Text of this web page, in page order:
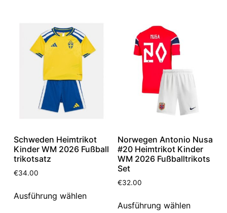
Schweden Heimtrikot
Kinder WM 2026 Fußball
trikotsatz
€34.00
Ausführung wählen
Norwegen Antonio Nusa
#20 Heimtrikot Kinder
WM 2026 Fußballtrikots
Set
€32.00
Ausführung wählen